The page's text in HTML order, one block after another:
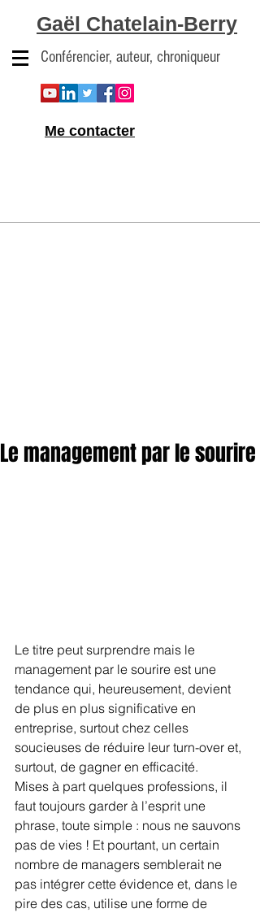
Gaël Chatelain-Berry
Conférencier, auteur, chroniqueur
Me contacter
Le management par le sourire
Le titre peut surprendre mais le
management par le sourire est une
tendance qui, heureusement, devient
de plus en plus significative en
entreprise, surtout chez celles
soucieuses de réduire leur turn-over et,
surtout, de gagner en efficacité.
Mises à part quelques professions, il
faut toujours garder à l’esprit une
phrase, toute simple : nous ne sauvons
pas de vies ! Et pourtant, un certain
nombre de managers semblerait ne
pas intégrer cette évidence et, dans le
pire des cas, utilise une forme de